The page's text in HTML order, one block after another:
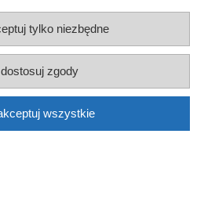
Marker Standard żółty
tylko niezbędne
dostosuj zgody
wszystkie